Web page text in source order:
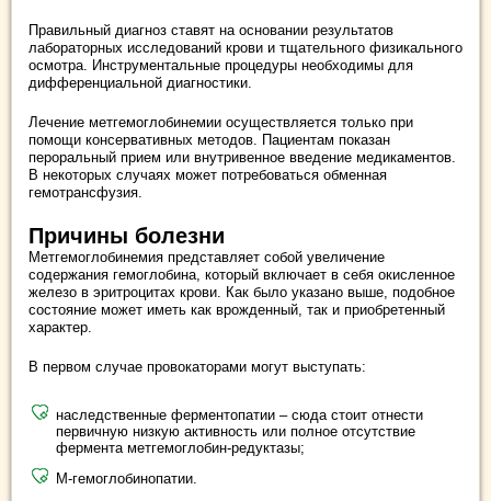
Правильный диагноз ставят на основании результатов
лабораторных исследований крови и тщательного физикального
осмотра. Инструментальные процедуры необходимы для
дифференциальной диагностики.
Лечение метгемоглобинемии осуществляется только при
помощи консервативных методов. Пациентам показан
пероральный прием или внутривенное введение медикаментов.
В некоторых случаях может потребоваться обменная
гемотрансфузия.
Причины болезни
Метгемоглобинемия представляет собой увеличение
содержания гемоглобина, который включает в себя окисленное
железо в эритроцитах крови. Как было указано выше, подобное
состояние может иметь как врожденный, так и приобретенный
характер.
В первом случае провокаторами могут выступать:
наследственные ферментопатии – сюда стоит отнести
первичную низкую активность или полное отсутствие
фермента метгемоглобин-редуктазы;
М-гемоглобинопатии.